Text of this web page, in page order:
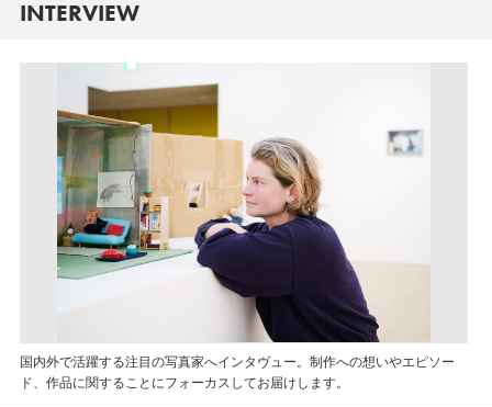
INTERVIEW
国内外で活躍する注目の写真家へインタヴュー。制作への想いやエピソー
ド、作品に関することにフォーカスしてお届けします。